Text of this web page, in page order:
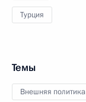
Турция
Темы
Внешняя политика